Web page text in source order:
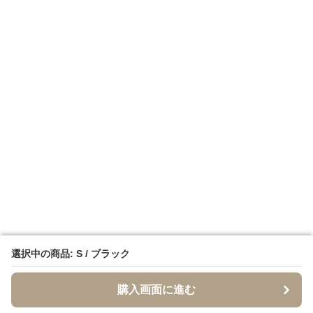
選択中の商品: S / ブラック
購入画面に進む
選択中の商品: S / ブラック
購入画面に進む